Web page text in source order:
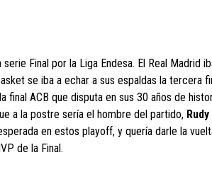
Final por la Liga Endesa. El Real Madrid
se iba a echar a sus espaldas la tercera
final ACB que disputa en sus 30 años de
a la postre sería el hombre del partido,
en estos playoff, y quería darle la
de la Final.